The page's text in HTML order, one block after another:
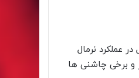
عملکرد نرمال
و برخی چاشنی ها